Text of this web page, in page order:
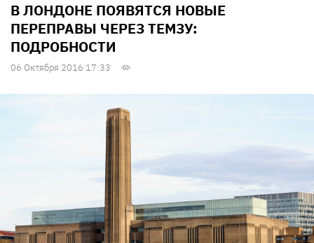
В ЛОНДОНЕ ПОЯВЯТСЯ НОВЫЕ
ПЕРЕПРАВЫ ЧЕРЕЗ ТЕМЗУ:
ПОДРОБНОСТИ
06 Октября 2016 17:33